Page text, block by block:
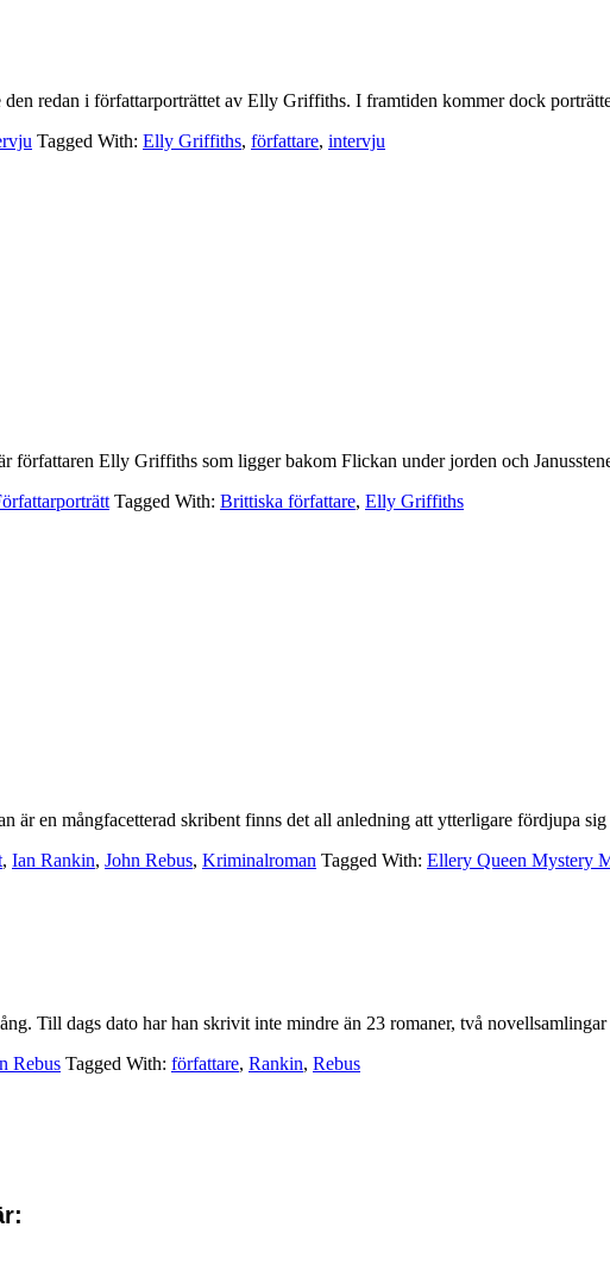
redan i författarporträttet av Elly Griffiths. I framtiden kommer dock
Tagged With: Elly Griffiths, författare, intervju
författaren Elly Griffiths som ligger bakom Flickan under jorden och
Tagged With: Brittiska författare, Elly Griffiths
är en mångfacetterad skribent finns det all anledning att ytterligare fördjupa
, Ian Rankin, John Rebus, Kriminalroman Tagged With: Ellery Queen Mystery
Till dags dato har han skrivit inte mindre än 23 romaner, två
Rebus Tagged With: författare, Rankin, Rebus